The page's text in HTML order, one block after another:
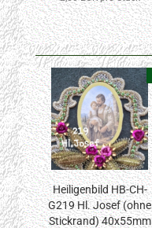
Heiligenbild HB-CH-
G219 Hl. Josef (ohne
Stickrand) 40x55mm